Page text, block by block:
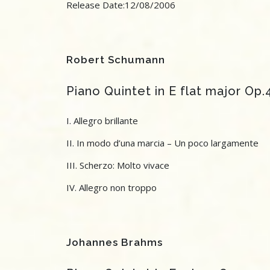
Release Date:12/08/2006
Robert Schumann
Piano Quintet in E flat major
I. Allegro brillante
II. In modo d’una marcia – Un poco largamente
III. Scherzo: Molto vivace
IV. Allegro non troppo
Johannes Brahms